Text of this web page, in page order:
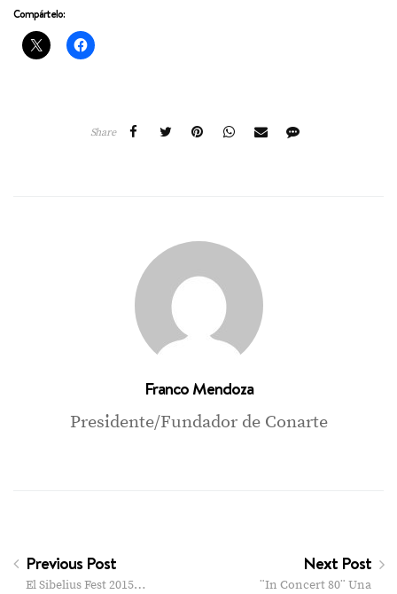
Compártelo:
Share
Franco Mendoza
Presidente/Fundador de Conarte
Previous Post
El Sibelius Fest 2015…
Next Post
¨In Concert 80¨ Una